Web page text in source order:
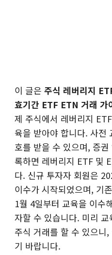
이 글은 주식 레버리지
효기간 ETF ETN 거래 가
제 주식에서 레버리지
육을 받아야 합니다. 사전
호를 받을 수 있으며, 증
록하면 레버리지 ETF 및
다. 신규 투자자 회원은
이수가 시작되었으며, 기
1월 4일부터 교육을 이수
자할 수 있습니다. 미리
주식 거래를 할 수 있으니
기 바랍니다.